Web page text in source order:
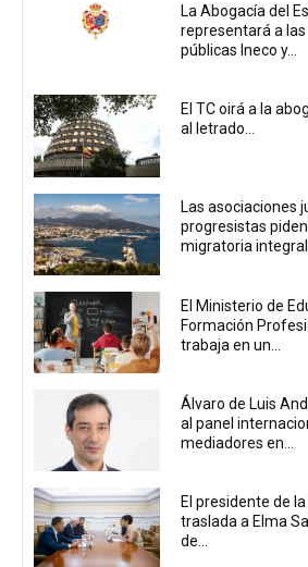
La Abogacía del
representará a
públicas Ineco y...
El TC oirá a la
al letrado...
Las asociaciones
progresistas
migratoria integral
El Ministerio de
Formación
trabaja en un...
Álvaro de Luis
al panel
mediadores en...
El presidente de
traslada a Elma
de...